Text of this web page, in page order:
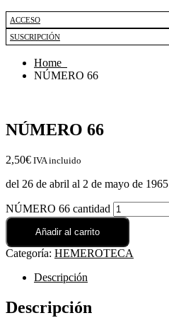
ACCESO
SUSCRIPCIÓN
Home
NÚMERO 66
NÚMERO 66
2,50€ IVA incluido
del 26 de abril al 2 de mayo de 1965
NÚMERO 66 cantidad
Añadir al carrito
Categoría: HEMEROTECA
Descripción
Descripción